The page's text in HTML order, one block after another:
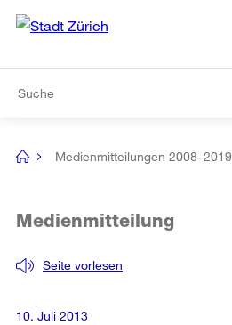
Navigation
[no
Medienmitteilungen 2008–2019
Seite vorlesen
Medienmitteilung
10. Juli 2013